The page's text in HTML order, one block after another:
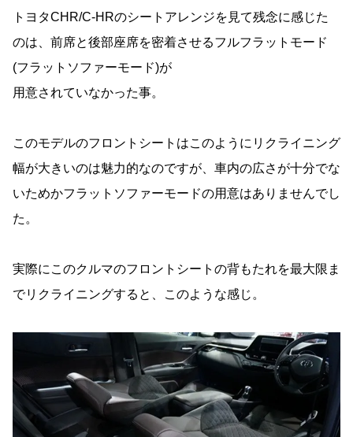
トヨタCHR/C-HRのシートアレンジを見て残念に感じた
のは、前席と後部座席を密着させるフルフラットモード
(フラットソファーモード)が
用意されていなかった事。
このモデルのフロントシートはこのようにリクライニング
幅が大きいのは魅力的なのですが、車内の広さが十分でな
いためかフラットソファーモードの用意はありませんでし
た。
実際にこのクルマのフロントシートの背もたれを最大限ま
でリクライニングすると、このような感じ。